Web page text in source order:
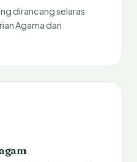
dirancang selaras
Agama dan